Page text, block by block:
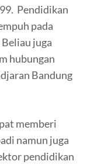
Pendidikan
pada
juga
hubungan
Bandung
memberi
namun juga
pendidikan